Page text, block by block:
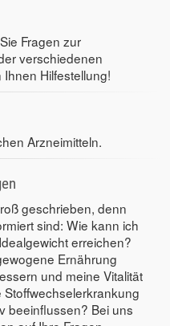
Fragen zur
verschiedenen
Hilfestellung!
Arzneimitteln.
geschrieben, denn
sind: Wie kann ich
erreichen?
Ernährung
und meine Vitalität
beeinflussen? Bei uns